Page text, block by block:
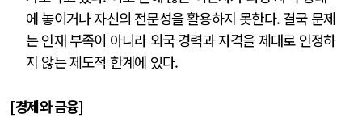
에 놓이거나 자신의 전문성을 활용하지 못한다. 결국 문제
는 인재 부족이 아니라 외국 경력과 자격을 제대로 인정하
지 않는 제도적 한계에 있다.
[경제와 금융]